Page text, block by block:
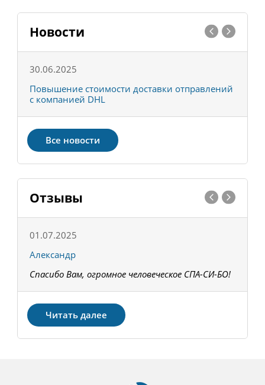
Новости
30.06.2025
Повышение стоимости доставки отправлений
с компанией DHL
Все новости
Отзывы
01.07.2025
Александр
Спасибо Вам, огромное человеческое СПА-СИ-БО!
Читать далее